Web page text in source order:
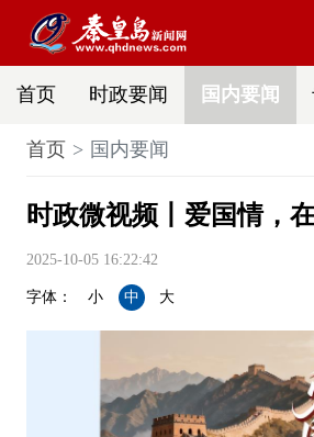
首页 时政要闻 国内要闻
首页 国内要闻
时政微视频丨爱国情，
2025-10-05 16:22:42
字体： 小 中 大